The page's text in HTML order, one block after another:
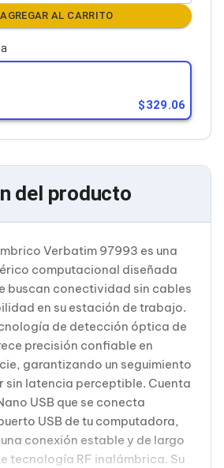
PC
para Servidores
para Servidores
Duros
Duros
para PC
para Laptop
AGREGAR AL CARRITO
329.06
del producto
Verbatim 97993 es una
computacional diseñada
buscan conectividad sin cables
en su estación de trabajo.
de detección óptica de
precisión confiable en
garantizando un seguimiento
sin latencia perceptible. Cuenta
USB que se conecta
USB de tu computadora,
conexión estable y de largo
tecnología RF inalámbrica. Su